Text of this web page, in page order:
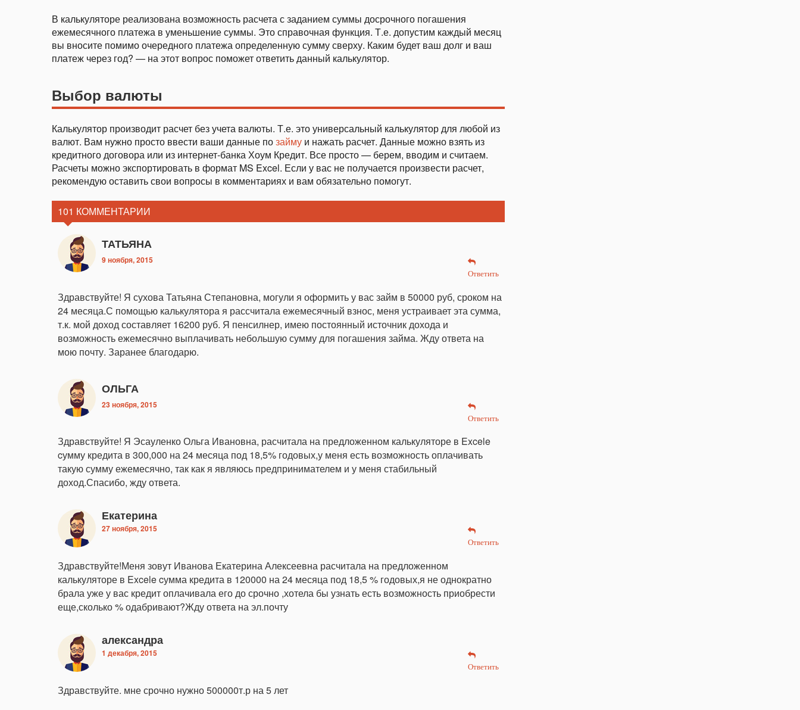
В калькуляторе реализована возможность расчета с заданием суммы досрочного погашения
ежемесячного платежа в уменьшение суммы. Это справочная функция. Т.е. допустим каждый месяц
вы вносите помимо очередного платежа определенную сумму сверху. Каким будет ваш долг и ваш
платеж через год? — на этот вопрос поможет ответить данный калькулятор.
Выбор валюты
Калькулятор производит расчет без учета валюты. Т.е. это универсальный калькулятор для любой из
валют. Вам нужно просто ввести ваши данные позайму и нажать расчет. Данные можно взять из
кредитного договора или из интернет-банка Хоум Кредит. Все просто — берем, вводим и считаем.
Расчеты можно экспортировать в формат MS Excel. Если у вас не получается произвести расчет,
рекомендую оставить свои вопросы в комментариях и вам обязательно помогут.
101 КОММЕНТАРИИ
ТАТЬЯНА
9 ноября, 2015
Ответить
Здравствуйте! Я сухова Татьяна Степановна, могули я оформить у вас займ в 50000 руб, сроком на
24 месяца.С помощью калькулятора я рассчитала ежемесячный взнос, меня устраивает эта сумма,
т.к. мой доход составляет 16200 руб. Я пенсилнер, имею постоянный источник дохода и
возможность ежемесячно выплачивать небольшую сумму для погашения займа. Жду ответа на
мою почту. Заранее благодарю.
ОЛЬГА
23 ноября, 2015
Ответить
Здравствуйте! Я Эсауленко Ольга Ивановна, расчитала на предложенном калькуляторе в Excele
cумму кредита в 300,000 на 24 месяца под 18,5% годовых,у меня есть возможность оплачивать
такую сумму ежемесячно, так как я являюсь предпринимателем и у меня стабильный
доход.Спасибо, жду ответа.
Екатерина
27 ноября, 2015
Ответить
Здравствуйте!Меня зовут Иванова Екатерина Алексеевна расчитала на предложенном
калькуляторе в Excele cумма кредита в 120000 на 24 месяца под 18,5 % годовых,я не однократно
брала уже у вас кредит оплачивала его до срочно ,хотела бы узнать есть возможность приобрести
еще,сколько % одабривают?Жду ответа на эл.почту
александра
1 декабря, 2015
Ответить
Здравствуйте. мне срочно нужно 500000т.р на 5 лет